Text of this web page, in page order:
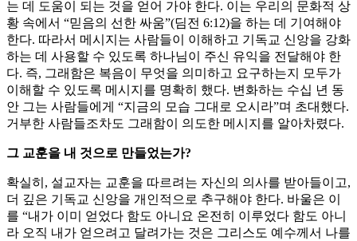
는 데 도움이 되는 것을 얻어 가야 한다. 이는 우리의 문화적 상
황 속에서 “믿음의 선한 싸움”(딤전 6:12)을 하는 데 기여해야
한다. 따라서 메시지는 사람들이 이해하고 기독교 신앙을 강화
하는 데 사용할 수 있도록 하나님이 주신 유익을 전달해야 한
다. 즉, 그래함은 복음이 무엇을 의미하고 요구하는지 모두가
이해할 수 있도록 메시지를 명확히 했다. 변화하는 수십 년 동
안 그는 사람들에게 “지금의 모습 그대로 오시라”며 초대했다.
거부한 사람들조차도 그래함이 의도한 메시지를 알아차렸다.
그 교훈을 내 것으로 만들었는가?
확실히, 설교자는 교훈을 따르려는 자신의 의사를 받아들이고,
더 깊은 기독교 신앙을 개인적으로 추구해야 한다. 바울은 이
를 “내가 이미 얻었다 함도 아니요 온전히 이루었다 함도 아니
라 오직 내가 얻으려고 달려가는 것은 그리스도 예수께서 나를